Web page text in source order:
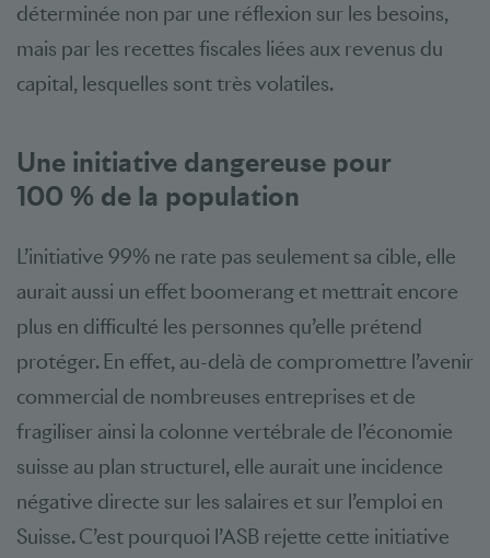
déterminée non par une réflexion sur les besoins,
mais par les recettes fiscales liées aux revenus du
capital, lesquelles sont très volatiles.
Une initiative dangereuse pour
100 % de la population
L’initiative 99% ne rate pas seulement sa cible, elle
aurait aussi un effet boomerang et mettrait encore
plus en difficulté les personnes qu’elle prétend
protéger. En effet, au-delà de compromettre l’avenir
commercial de nombreuses entreprises et de
fragiliser ainsi la colonne vertébrale de l’économie
suisse au plan structurel, elle aurait une incidence
négative directe sur les salaires et sur l’emploi en
Suisse. C’est pourquoi l’ASB rejette cette initiative